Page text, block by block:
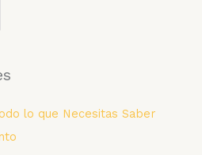
lo que Necesitas Saber